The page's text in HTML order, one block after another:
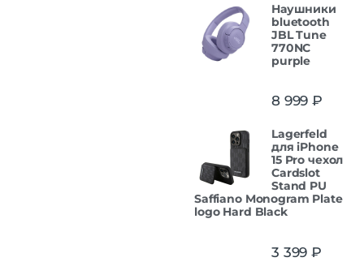
Наушники
bluetooth
JBL Tune
770NC
purple
8 999 ₽
Lagerfeld
для iPhone
15 Pro чехол
Cardslot
Stand PU
Saffiano Monogram Plate
logo Hard Black
3 399 ₽